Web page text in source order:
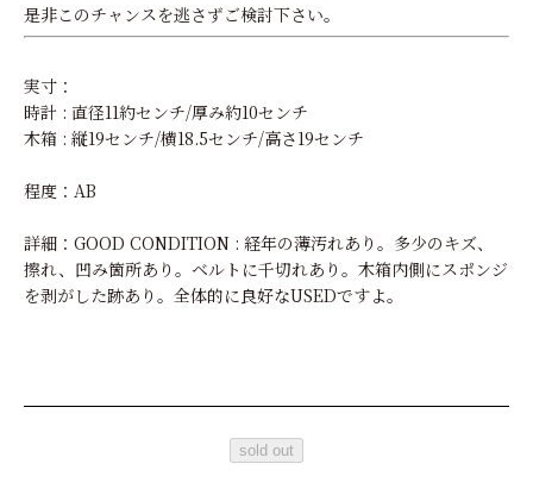
是非このチャンスを逃さずご検討下さい。
実寸：
時計 : 直径11約センチ/厚み約10センチ
木箱 : 縦19センチ/横18.5センチ/高さ19センチ
程度：AB
詳細：GOOD CONDITION : 経年の薄汚れあり。多少のキズ、
擦れ、凹み箇所あり。ベルトに千切れあり。木箱内側にスポンジ
を剥がした跡あり。全体的に良好なUSEDですよ。
sold out